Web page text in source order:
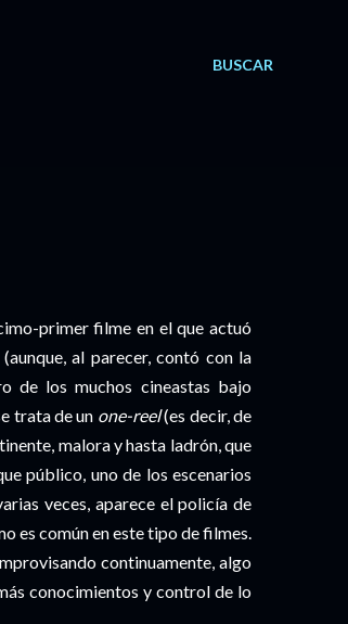
BUSCAR
primer filme en el que actuó
al parecer, contó con la
de los muchos cineastas bajo
trata de un one-reel(es decir, de
malora y hasta ladrón, que
público, uno de los escenarios
veces, aparece el policía de
es común en este tipo de filmes.
continuamente, algo
conocimientos y control de lo